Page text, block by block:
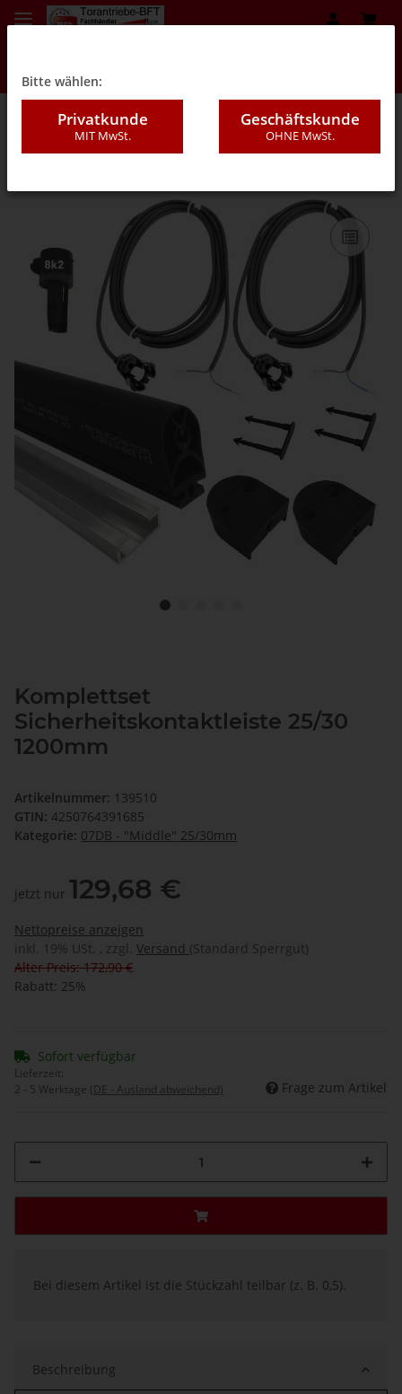
07DB - "Middle" 25/30mm
Komplettset
Sicherheitskontaktleiste 25/30
1200mm
Artikelnummer: 139510
GTIN: 4250764391685
Kategorie: 07DB - "Middle" 25/30mm
jetzt nur 129,68 €
Nettopreise anzeigen
inkl. 19% USt. , zzgl. Versand (Standard Sperrgut)
Alter Preis: 172,90 €
Rabatt: 25%
Sofort verfügbar
Lieferzeit:
2 - 5 Werktage (DE - Ausland abweichend) Frage zum Artikel
Bei diesem Artikel ist die Stückzahl teilbar (z. B. 0,5).
Beschreibung
Bitte wählen:
Privatkunde
MIT MwSt.
Geschäftskunde
OHNE MwSt.